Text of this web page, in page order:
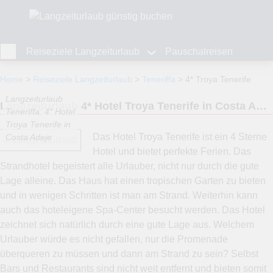
Home Reiseziele Langzeiturlaub Teneriffa 4* Troya Tenerife
Langzeiturlaub 4* Hotel Troya Tenerife in Costa Adeje, Teneriffa
Langzeiturlaub
Teneriffa: 4* Hotel
Troya Tenerife in
Costa Adeje
Das Hotel Troya Tenerife ist ein 4 Sterne
Hotel und bietet perfekte Ferien. Das
Strandhotel begeistert alle Urlauber, nicht nur durch die gute
Lage alleine. Das Haus hat einen tropischen Garten zu bieten
und in wenigen Schritten ist man am Strand. Weiterhin kann
auch das hoteleigene Spa-Center besucht werden. Das Hotel
zeichnet sich natürlich durch eine gute Lage aus. Welchem
Urlauber würde es nicht gefallen, nur die Promenade
überqueren zu müssen und dann am Strand zu sein? Selbst
Bars und Restaurants sind nicht weit entfernt und bieten somit